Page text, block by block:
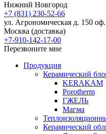
Нижний Новгород
+7 (831) 230-52-66
ул. Агрономическая д. 150 оф.
Москва (доставка)
+7-910-142-17-00
Перезвоните мне
Продукция
Керамический
KERAKAM
Porotherm
ГЖЕЛЬ
Магма
Керамический